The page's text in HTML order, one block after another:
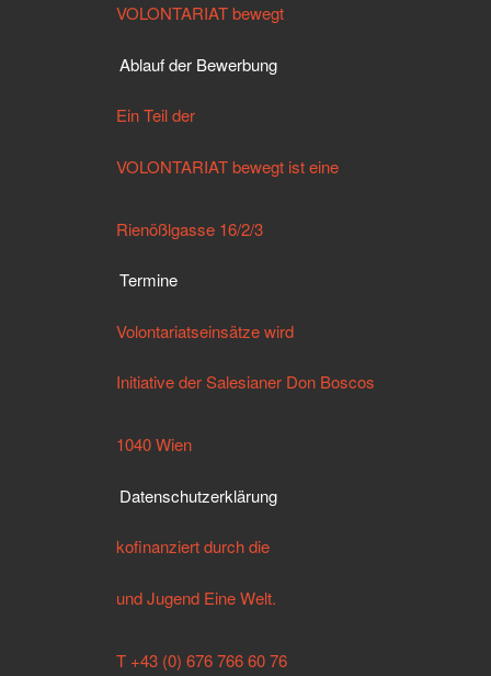
VOLONTARIAT bewegt
Ablauf der Bewerbung
Ein Teil der
VOLONTARIAT bewegt ist eine
Rienößlgasse 16/2/3
Termine
Volontariatseinsätze wird
Initiative der Salesianer Don Boscos
1040 Wien
Datenschutzerklärung
kofinanziert durch die
und Jugend Eine Welt.
T +43 (0) 676 766 60 76